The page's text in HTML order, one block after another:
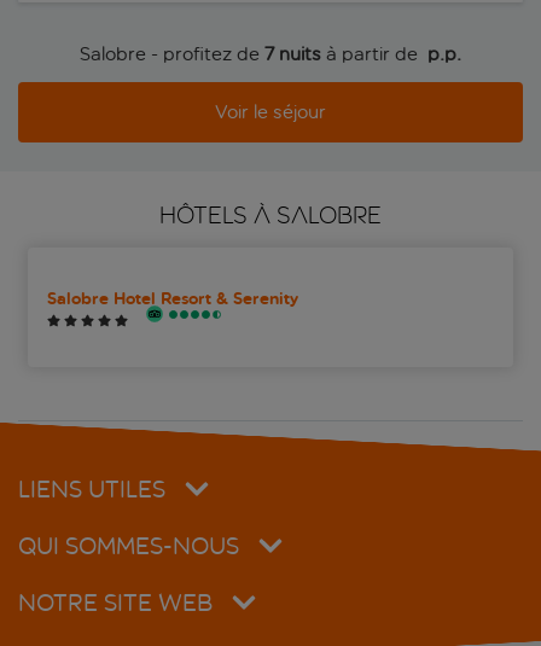
Salobre - profitez de 7 nuits à partir de p.p.
Voir le séjour
HÔTELS À SALOBRE
Salobre Hotel Resort & Serenity
LIENS UTILES
QUI SOMMES-NOUS
NOTRE SITE WEB